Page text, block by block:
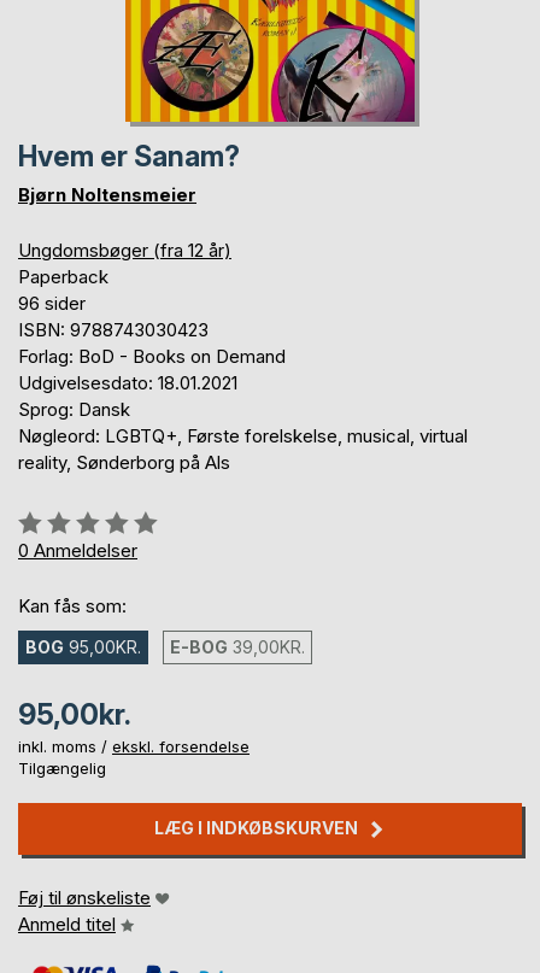
Hvem er Sanam?
Bjørn Noltensmeier
Ungdomsbøger (fra 12 år)
Paperback
96 sider
ISBN: 9788743030423
Forlag: BoD - Books on Demand
Udgivelsesdato: 18.01.2021
Sprog: Dansk
Nøgleord: LGBTQ+, Første forelskelse, musical, virtual
reality, Sønderborg på Als
Anmeldelse::
0%
0 Anmeldelser
Kan fås som:
BOG 95,00KR. E-BOG 39,00KR.
95,00kr.
inkl. moms / ekskl. forsendelse
Tilgængelig
LÆG I INDKØBSKURVEN
Føj til ønskeliste
Anmeld titel